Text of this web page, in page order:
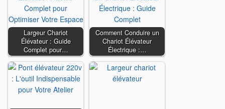
Largeur Chariot
Élévateur : Guide
Complet pour…
Comment Conduire un
Chariot Élévateur
Électrique :…